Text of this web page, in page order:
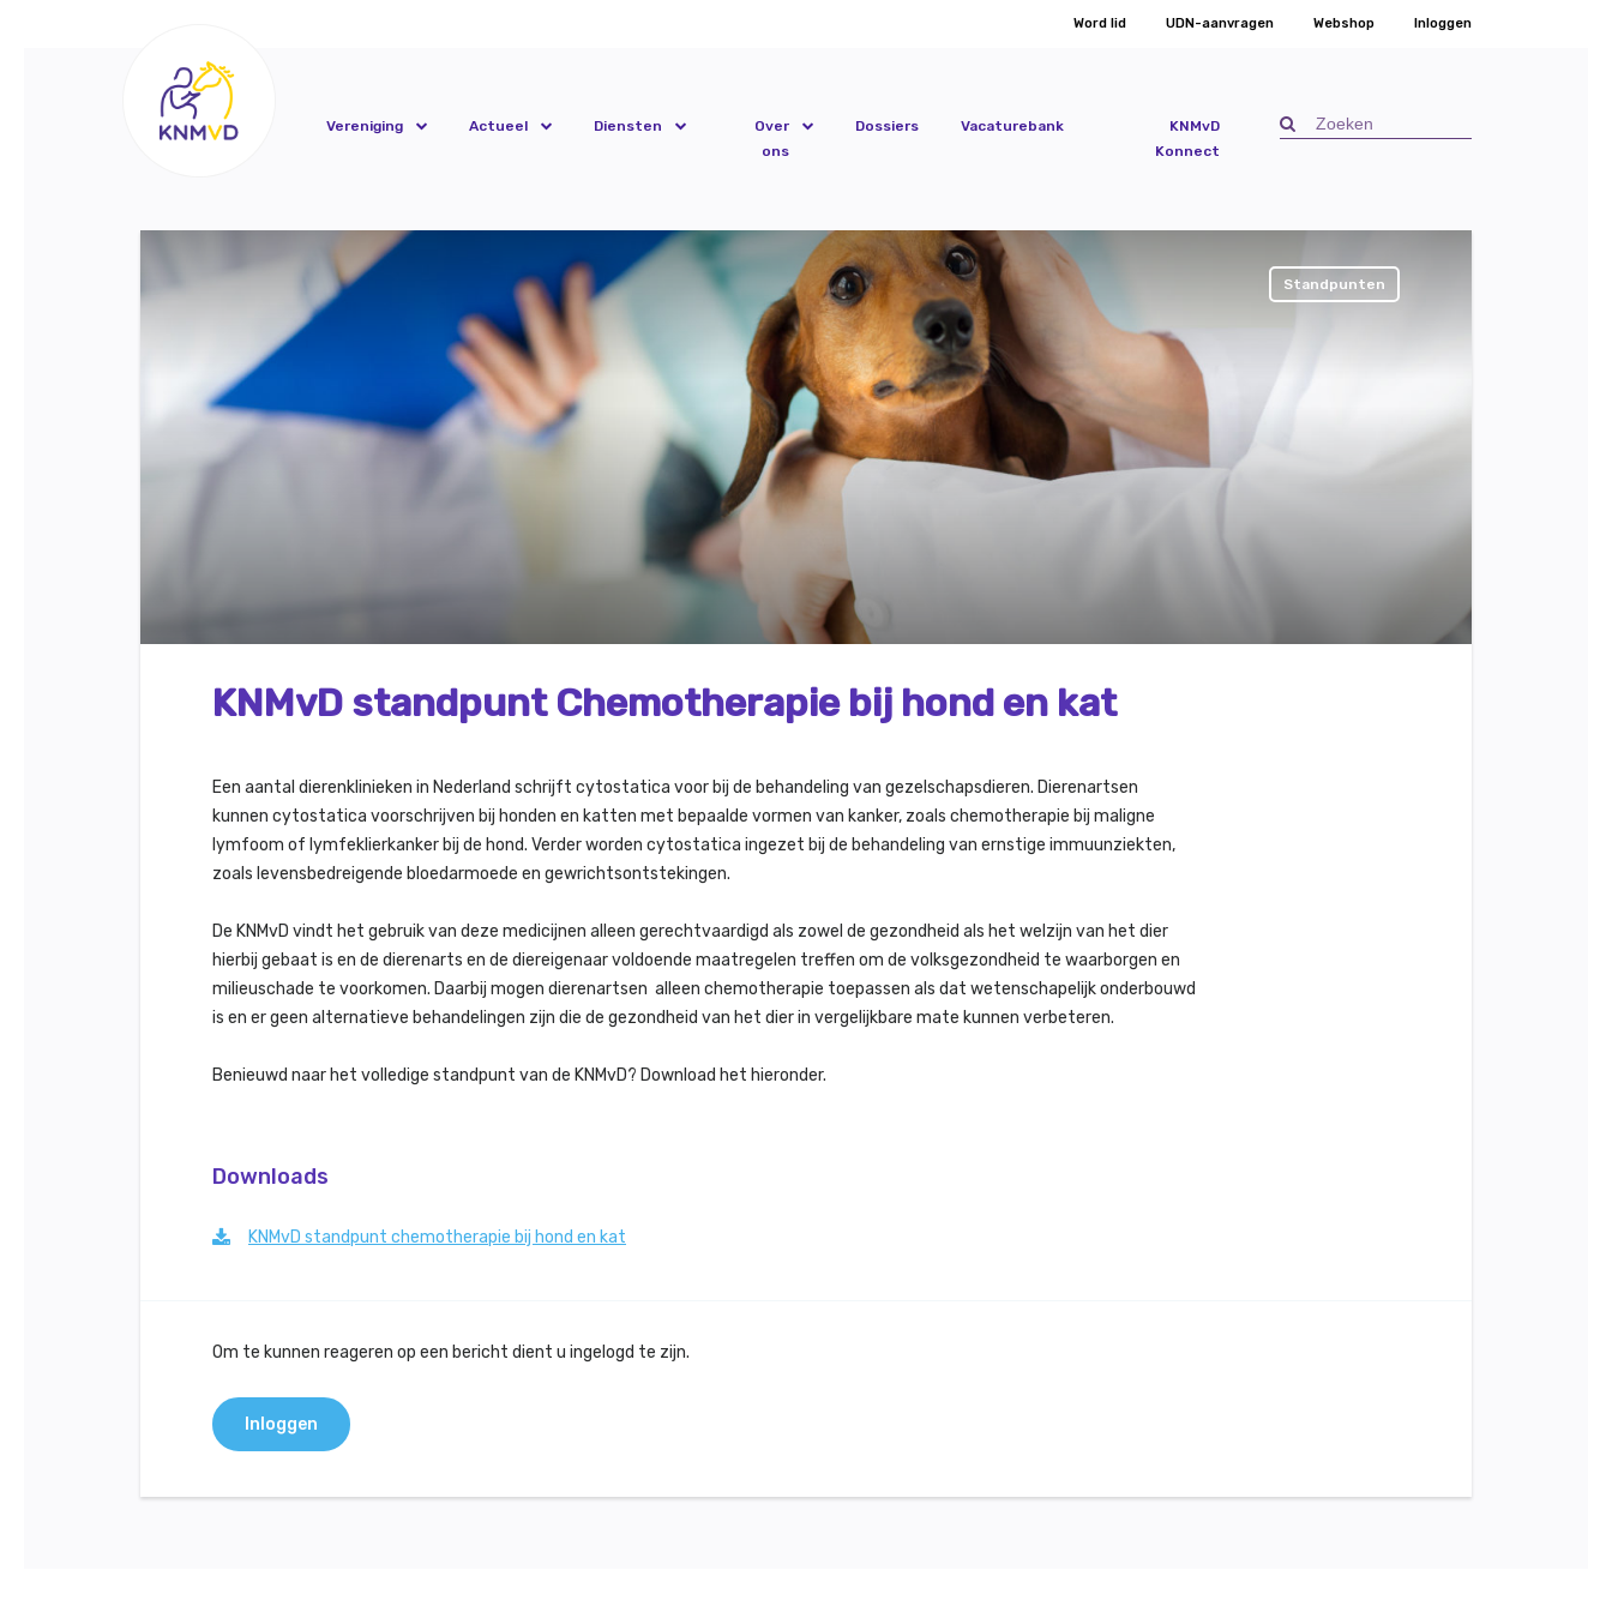
Word lid UDN-aanvragen Webshop Inloggen
Vereniging Actueel Diensten
Over
ons
Dossiers Vacaturebank
KNMvD
Konnect
Standpunten
KNMvD standpunt Chemotherapie bij hond en kat
Een aantal dierenklinieken in Nederland schrijft cytostatica voor bij de behandeling van gezelschapsdieren. Dierenartsen
kunnen cytostatica voorschrijven bij honden en katten met bepaalde vormen van kanker, zoals chemotherapie bij maligne
lymfoom of lymfeklierkanker bij de hond. Verder worden cytostatica ingezet bij de behandeling van ernstige immuunziekten,
zoals levensbedreigende bloedarmoede en gewrichtsontstekingen.
De KNMvD vindt het gebruik van deze medicijnen alleen gerechtvaardigd als zowel de gezondheid als het welzijn van het dier
hierbij gebaat is en de dierenarts en de diereigenaar voldoende maatregelen treffen om de volksgezondheid te waarborgen en
milieuschade te voorkomen. Daarbij mogen dierenartsen alleen chemotherapie toepassen als dat wetenschapelijk onderbouwd
is en er geen alternatieve behandelingen zijn die de gezondheid van het dier in vergelijkbare mate kunnen verbeteren.
Benieuwd naar het volledige standpunt van de KNMvD? Download het hieronder.
Downloads
KNMvD standpunt chemotherapie bij hond en kat
Om te kunnen reageren op een bericht dient u ingelogd te zijn.
Inloggen